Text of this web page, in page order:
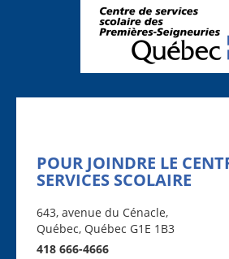
POUR JOINDRE LE
SERVICES SCOLAIRE
643, avenue du Cénacle,
Québec, Québec G1E 1B3
418 666-4666